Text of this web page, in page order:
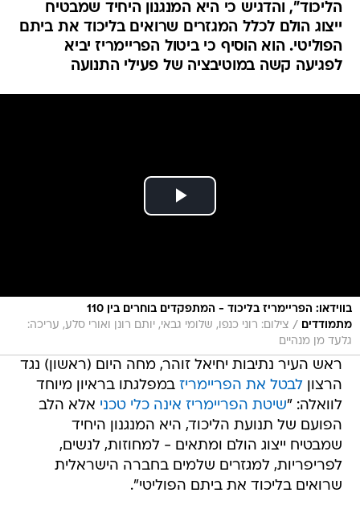
הליכוד", והדגיש כי היא המנגנון היחיד שמבטיח
ייצוג הולם לכלל המגזרים שרואים בליכוד את ביתם
הפוליטי. הוא הוסיף כי ביטול הפריימריז יביא
לפגיעה קשה במוטיבציה של פעילי התנועה
בווידאו: הפריימריז בליכוד - המתפקדים בוחרים בין 110
מתמודדים
/ צילום: רוני כנפו, שלומי גבאי, יותם רונן ואורי סלע, עריכה:
גלעד מן מנהיים
ראש העיר נתיבות יחיאל זוהר, מחה היום (ראשון) נגד
הרצוןלבטל את הפריימריז במפלגתו בראיון מיוחד
לוואלה: "שיטת הפריימריז אינה כלי טכני אלא הלב
הפועם של תנועת הליכוד, היא המנגנון היחיד
שמבטיח ייצוג הולם ומתאים - למחוזות, לנשים,
לפריפריות, למגזרים שלמים בחברה הישראלית
שרואים בליכוד את ביתם הפוליטי".